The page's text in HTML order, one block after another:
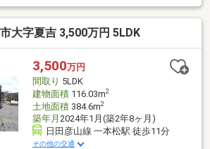
家族の多いご家庭にお勧めです。
大字夏吉 3,500万円 5LDK
3,500万円
間取り 5LDK
建物面積116.03m2
土地面積384.6m2
築年月 2024年1月(築2年8ヶ月)
日田彦山線 一本松駅 徒歩11分
その他の交通